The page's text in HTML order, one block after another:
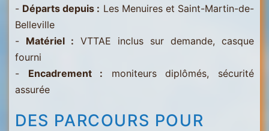
- Départs depuis : Les Menuires et Saint-Martin-de-
Belleville
- Matériel : VTTAE inclus sur demande, casque
fourni
- Encadrement : moniteurs diplômés, sécurité
assurée
DES PARCOURS POUR